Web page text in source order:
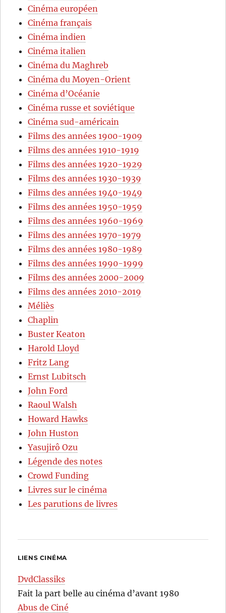
Cinéma européen
Cinéma français
Cinéma indien
Cinéma italien
Cinéma du Maghreb
Cinéma du Moyen-Orient
Cinéma d’Océanie
Cinéma russe et soviétique
Cinéma sud-américain
Films des années 1900-1909
Films des années 1910-1919
Films des années 1920-1929
Films des années 1930-1939
Films des années 1940-1949
Films des années 1950-1959
Films des années 1960-1969
Films des années 1970-1979
Films des années 1980-1989
Films des années 1990-1999
Films des années 2000-2009
Films des années 2010-2019
Méliès
Chaplin
Buster Keaton
Harold Lloyd
Fritz Lang
Ernst Lubitsch
John Ford
Raoul Walsh
Howard Hawks
John Huston
Yasujirô Ozu
Légende des notes
Crowd Funding
Livres sur le cinéma
Les parutions de livres
LIENS CINÉMA
DvdClassiks
Fait la part belle au cinéma d’avant 1980
Abus de Ciné